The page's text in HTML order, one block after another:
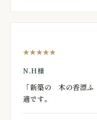
★★★★★
N.H様
「新築の 木の香漂
適です。